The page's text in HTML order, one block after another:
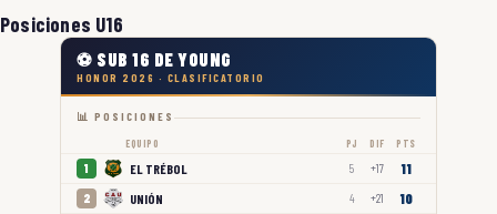
Posiciones U16
⚽ SUB 16 DE YOUNG
HONOR 2026 · CLASIFICATORIO
📊 POSICIONES
EQUIPO PJ DIF PTS
1 EL TRÉBOL 5 +17 11
2 UNIÓN 4 +21 10